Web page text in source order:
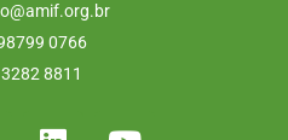
0766
8811